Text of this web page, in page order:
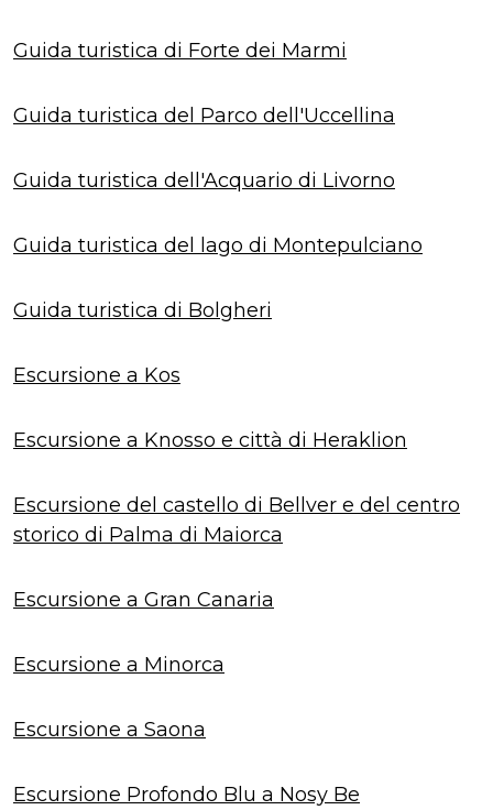
Guida turistica di Forte dei Marmi
Guida turistica del Parco dell'Uccellina
Guida turistica dell'Acquario di Livorno
Guida turistica del lago di Montepulciano
Guida turistica di Bolgheri
Escursione a Kos
Escursione a Knosso e città di Heraklion
Escursione del castello di Bellver e del centro
storico di Palma di Maiorca
Escursione a Gran Canaria
Escursione a Minorca
Escursione a Saona
Escursione Profondo Blu a Nosy Be